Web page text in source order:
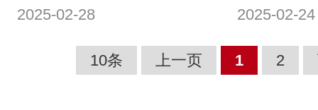
怡海中学高三年级高考冲
刺百日誓师大会圆满举行
2025-02-28
在今朝 |
级开学系
2025-02-24
10条 上一页 1 2